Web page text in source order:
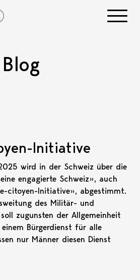
Blog
Initiative
wird in der Schweiz über die
engagierte Schweiz», auch
citoyen-Initiative», abgestimmt.
des Militär- und
zugunsten der Allgemeinheit
Bürgerdienst für alle
nur Männer diesen Dienst